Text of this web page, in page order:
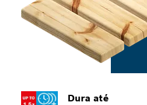
Dura até